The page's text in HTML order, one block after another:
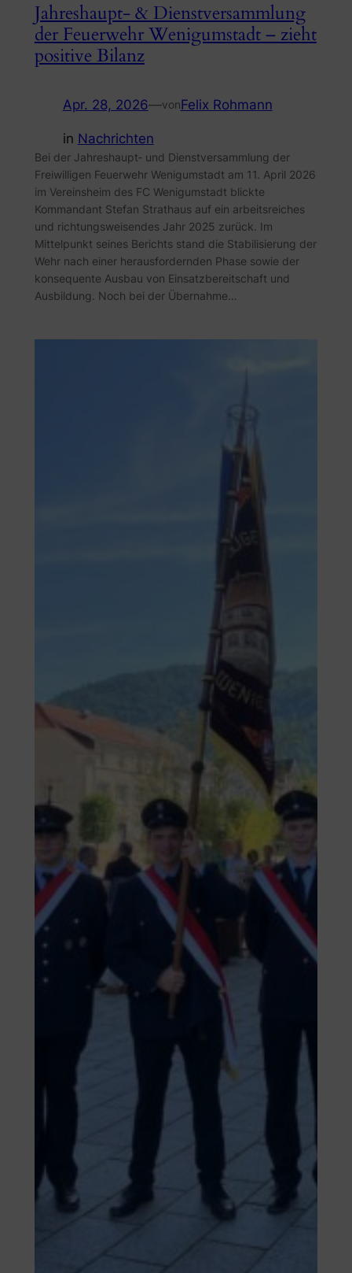
Jahreshaupt- & Dienstversammlung
der Feuerwehr Wenigumstadt – zieht
positive Bilanz
Apr. 28, 2026—vonFelix Rohmann
in Nachrichten
Bei der Jahreshaupt‑ und Dienstversammlung der
Freiwilligen Feuerwehr Wenigumstadt am 11. April 2026
im Vereinsheim des FC Wenigumstadt blickte
Kommandant Stefan Strathaus auf ein arbeitsreiches
und richtungsweisendes Jahr 2025 zurück. Im
Mittelpunkt seines Berichts stand die Stabilisierung der
Wehr nach einer herausfordernden Phase sowie der
konsequente Ausbau von Einsatzbereitschaft und
Ausbildung. Noch bei der Übernahme…